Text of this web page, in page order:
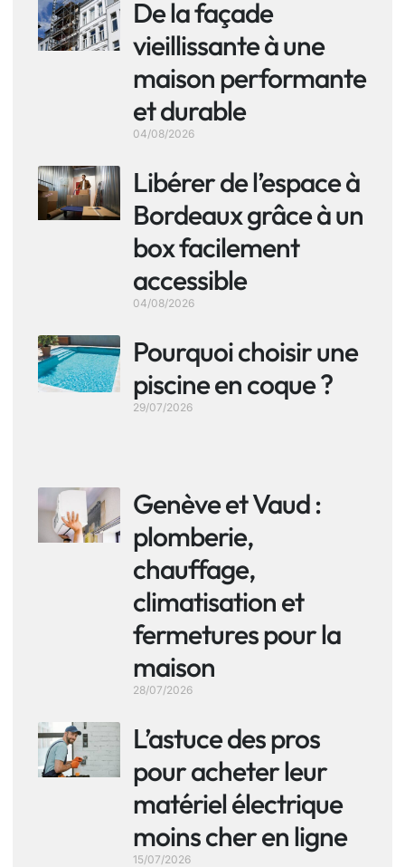
De la façade
vieillissante à une
maison performante
et durable
04/08/2026
Libérer de l’espace à
Bordeaux grâce à un
box facilement
accessible
04/08/2026
Pourquoi choisir une
piscine en coque ?
29/07/2026
Genève et Vaud :
plomberie,
chauffage,
climatisation et
fermetures pour la
maison
28/07/2026
L’astuce des pros
pour acheter leur
matériel électrique
moins cher en ligne
15/07/2026